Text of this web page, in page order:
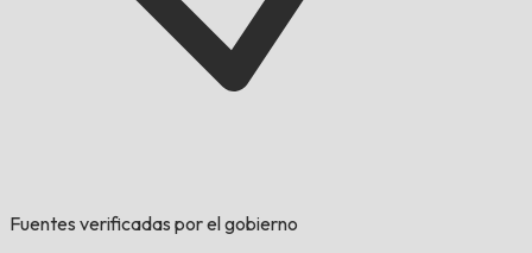
Fuentes verificadas por el gobierno